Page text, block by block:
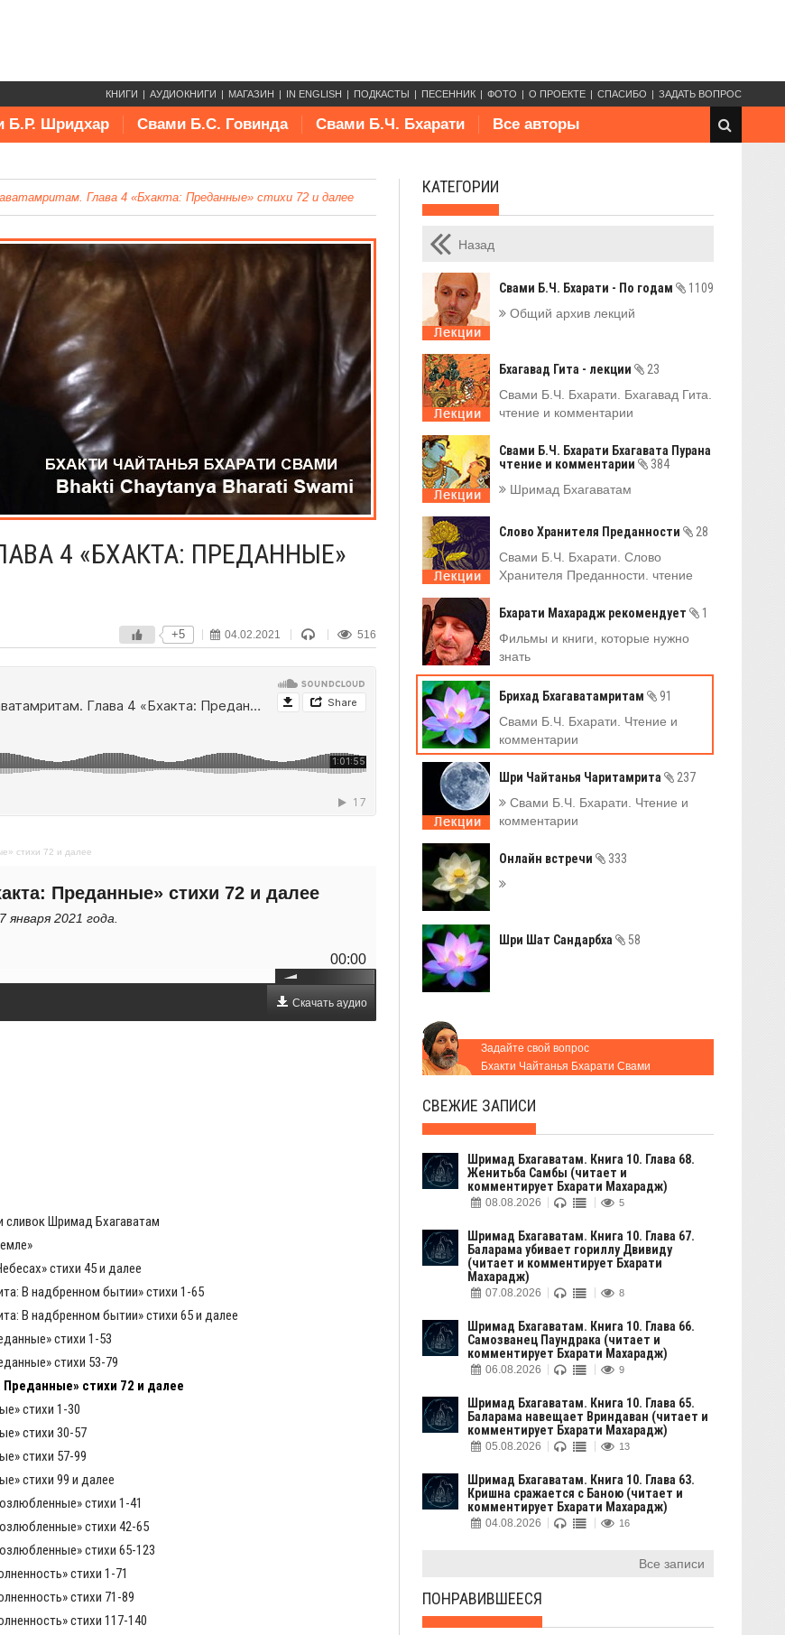
КНИГИ АУДИОКНИГИ МАГАЗИН IN ENGLISH ПОДКАСТЫ ПЕСЕННИК ФОТО О ПРОЕКТЕ СПАСИБО ЗАДАТЬ ВОПРОС
Б.Р. Шридхар Свами Б.С. Говинда Свами Б.Ч. Бхарати Все авторы
Глава 4 «Бхакта: Преданные» стихи 72 и далее
4 «БХАКТА: ПРЕДАННЫЕ»
+5 04.02.2021 516
стихи 72 и далее
Преданные» стихи 72 и далее
2021 года.
00:00
Скачать аудио
сливок Шримад Бхагаватам
стихи 45 и далее
В надбренном бытии» стихи 1-65
В надбренном бытии» стихи 65 и далее
стихи 1-53
стихи 53-79
Преданные» стихи 72 и далее
стихи 1-30
стихи 30-57
стихи 57-99
стихи 99 и далее
стихи 1-41
стихи 42-65
стихи 65-123
стихи 1-71
стихи 71-89
стихи 117-140
КАТЕГОРИИ
Назад
Свами Б.Ч. Бхарати - По годам
1109
Общий архив лекций
Бхагавад Гита - лекции
23
Свами Б.Ч. Бхарати. Бхагавад Гита.
чтение и комментарии
Свами Б.Ч. Бхарати Бхагавата Пурана
чтение и комментарии
384
Шримад Бхагаватам
Слово Хранителя Преданности
28
Свами Б.Ч. Бхарати. Слово
Хранителя Преданности. чтение
Бхарати Махарадж рекомендует
1
Фильмы и книги, которые нужно
знать
Брихад Бхагаватамритам
91
Свами Б.Ч. Бхарати. Чтение и
комментарии
Шри Чайтанья Чаритамрита
237
Свами Б.Ч. Бхарати. Чтение и
комментарии
Онлайн встречи 333
Шри Шат Сандарбха 58
Задайте свой вопрос
Бхакти Чайтанья Бхарати Свами
СВЕЖИЕ ЗАПИСИ
Шримад Бхагаватам. Книга 10. Глава 68.
Женитьба Самбы (читает и
комментирует Бхарати Махарадж)
08.08.2026 5
Шримад Бхагаватам. Книга 10. Глава 67.
Баларама убивает гориллу Двивиду
(читает и комментирует Бхарати
Махарадж)
07.08.2026 8
Шримад Бхагаватам. Книга 10. Глава 66.
Самозванец Паундрака (читает и
комментирует Бхарати Махарадж)
06.08.2026 9
Шримад Бхагаватам. Книга 10. Глава 65.
Баларама навещает Вриндаван (читает и
комментирует Бхарати Махарадж)
05.08.2026 13
Шримад Бхагаватам. Книга 10. Глава 63.
Кришна сражается с Баною (читает и
комментирует Бхарати Махарадж)
04.08.2026 16
Все записи
ПОНРАВИВШЕЕСЯ